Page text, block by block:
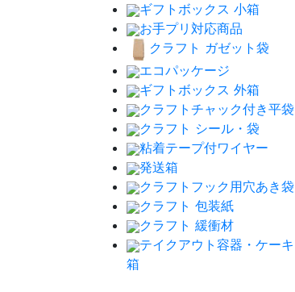
ギフトボックス 小箱
お手プリ対応商品
クラフト ガゼット袋
エコパッケージ
ギフトボックス 外箱
クラフトチャック付き平袋
クラフト シール・袋
粘着テープ付ワイヤー
発送箱
クラフトフック用穴あき袋
クラフト 包装紙
クラフト 緩衝材
テイクアウト容器・ケーキ
箱